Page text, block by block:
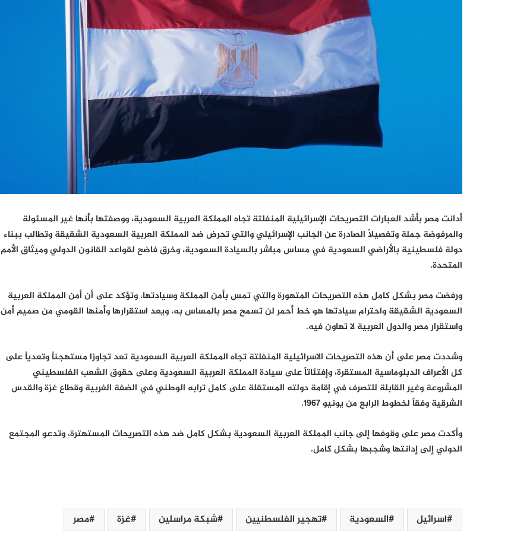
أدانت مصر بأشد العبارات التصريحات الإسرائيلية المنفلتة تجاه المملكة العربية السعودية، ووصفتها بأنها غير المسئولة
والمرفوضة جملة وتفصيلاً الصادرة عن الجانب الإسرائيلي والتي تحرض ضد المملكة العربية السعودية الشقيقة وتطالب ببناء
دولة فلسطينية بالأراضي السعودية في مساس مباشر بالسيادة السعودية، وخرق فاضح لقواعد القانون الدولي وميثاق الأمم
المتحدة.
ورفضت مصر بشكل كامل هذه التصريحات المتهورة والتي تمس بأمن المملكة وسيادتها، وتؤكد على أن أمن المملكة العربية
السعودية الشقيقة واحترام سيادتها هو خط أحمر لن تسمح مصر بالمساس به، ويعد استقرارها وأمنها القومي من صميم أمن
واستقرار مصر والدول العربية لا تهاون فيه.
وشددت مصر على أن هذه التصريحات الاسرائيلية المنفلتة تجاه المملكة العربية السعودية تعد تجاوزا مستهجناً وتعدياً على
كل الأعراف الدبلوماسية المستقرة، وإفتئاتاً على سيادة المملكة العربية السعودية وعلى حقوق الشعب الفلسطيني
المشروعة وغير القابلة للتصرف في إقامة دولته المستقلة على كامل ترابه الوطني في الضفة الغربية وقطاع غزة والقدس
الشرقية وفقاً لخطوط الرابع من يونيو 1967.
وأكدت مصر على وقوفها إلى جانب المملكة العربية السعودية بشكل كامل ضد هذه التصريحات المستهترة، وتدعو المجتمع
الدولي إلى إدانتها وشجبها بشكل كامل.
اسرائيل السعودية تهجير الفلسطنيين شبكة مراسلين غزة مصر